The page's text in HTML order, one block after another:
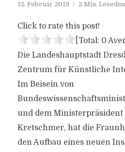
12. Februar 2019 2 Min.
Click to rate this post!
[Total: 0
Die Landeshauptstadt
Zentrum für Künstliche
Im Beisein von
und dem Ministerpräsident
Kretschmer, hat die
den Aufbau eines neuen